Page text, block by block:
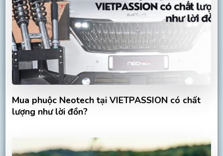
Mua phuộc Neotech tại VIETPASSION có chất
lượng như lời đồn?